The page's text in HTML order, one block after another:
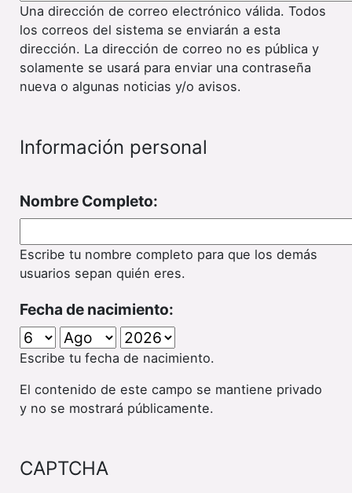
Una dirección de correo electrónico válida. Todos
los correos del sistema se enviarán a esta
dirección. La dirección de correo no es pública y
solamente se usará para enviar una contraseña
nueva o algunas noticias y/o avisos.
Información personal
Nombre Completo:
Escribe tu nombre completo para que los demás
usuarios sepan quién eres.
Fecha de nacimiento:
Escribe tu fecha de nacimiento.
El contenido de este campo se mantiene privado
y no se mostrará públicamente.
CAPTCHA